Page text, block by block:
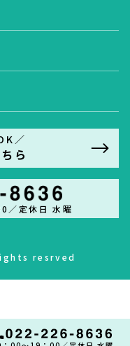
／
ら
定休日 水曜
resrved